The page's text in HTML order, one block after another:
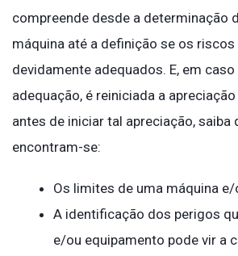
compreende desde a determinação
máquina até a definição se os
devidamente adequados. E, em caso
adequação, é reiniciada a
antes de iniciar tal apreciação, saiba
encontram-se:
Os limites de uma máquina
A identificação dos perigos
e/ou equipamento pode vir a